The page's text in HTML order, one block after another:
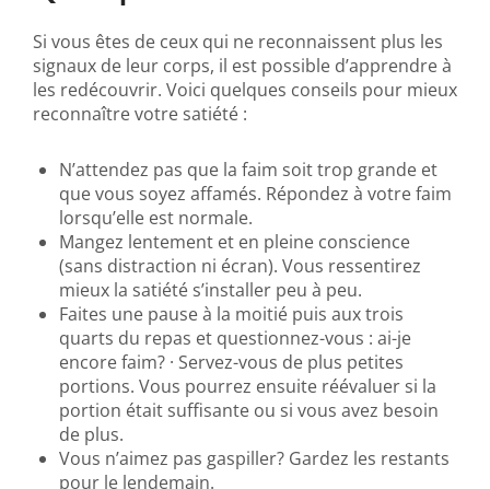
Si vous êtes de ceux qui ne reconnaissent plus les
signaux de leur corps, il est possible d’apprendre à
les redécouvrir. Voici quelques conseils pour mieux
reconnaître votre satiété :
N’attendez pas que la faim soit trop grande et
que vous soyez affamés. Répondez à votre faim
lorsqu’elle est normale.
Mangez lentement et en pleine conscience
(sans distraction ni écran). Vous ressentirez
mieux la satiété s’installer peu à peu.
Faites une pause à la moitié puis aux trois
quarts du repas et questionnez-vous : ai-je
encore faim? · Servez-vous de plus petites
portions. Vous pourrez ensuite réévaluer si la
portion était suffisante ou si vous avez besoin
de plus.
Vous n’aimez pas gaspiller? Gardez les restants
pour le lendemain.